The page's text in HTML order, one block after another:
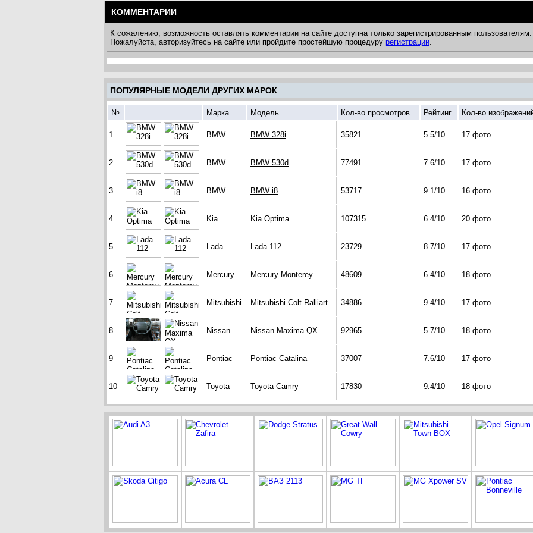
КОММЕНТАРИИ
К сожалению, возможность оставлять комментарии на сайте доступна только зарегистрированным пользователям.
Пожалуйста, авторизуйтесь на сайте или пройдите простейшую процедуру регистрации.
ПОПУЛЯРНЫЕ МОДЕЛИ ДРУГИХ МАРОК
№ Марка Модель Кол-во просмотров Рейтинг Кол-во
1 BMW BMW 328i 35821 5.5/10 17 фото
2 BMW BMW 530d 77491 7.6/10 17 фото
3 BMW BMW i8 53717 9.1/10 16 фото
4 Kia Kia Optima 107315 6.4/10 20 фото
5 Lada Lada 112 23729 8.7/10 17 фото
6 Mercury Mercury Monterey 48609 6.4/10 18 фото
7 Mitsubishi Mitsubishi Colt Ralliart 34886 9.4/10 17 фото
8 Nissan Nissan Maxima QX 92965 5.7/10 18 фото
9 Pontiac Pontiac Catalina 37007 7.6/10 17 фото
10 Toyota Toyota Camry 17830 9.4/10 18 фото